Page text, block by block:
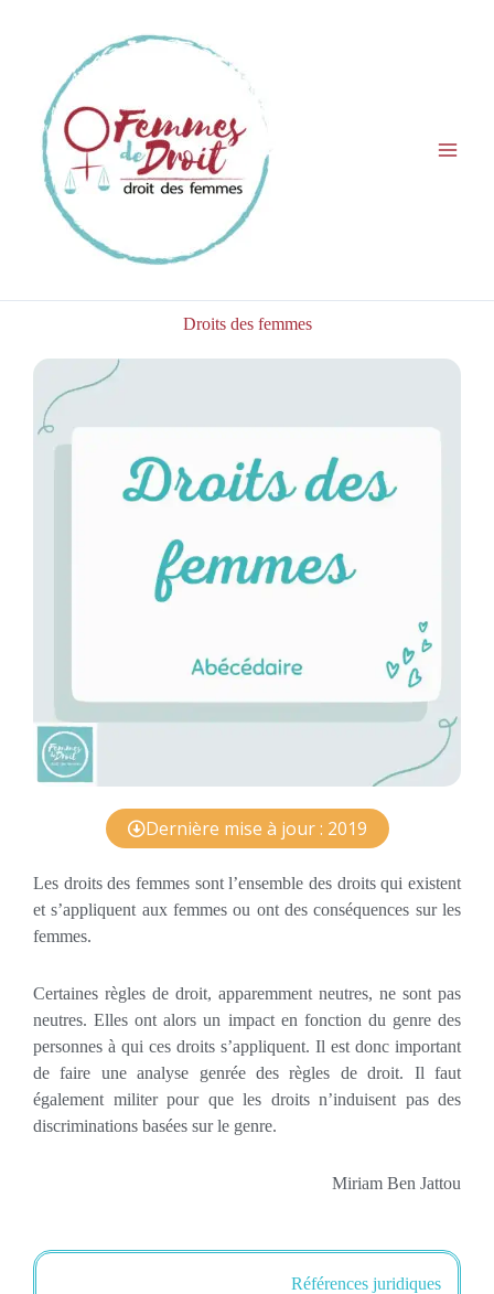
Droits des femmes
Dernière mise à jour : 2019
Les droits des femmes sont l’ensemble des droits qui existent
et s’appliquent aux femmes ou ont des conséquences sur les
femmes.
Certaines règles de droit, apparemment neutres, ne sont pas
neutres. Elles ont alors un impact en fonction du genre des
personnes à qui ces droits s’appliquent. Il est donc important
de faire une analyse genrée des règles de droit. Il faut
également militer pour que les droits n’induisent pas des
discriminations basées sur le genre.
Miriam Ben Jattou
Références juridiques